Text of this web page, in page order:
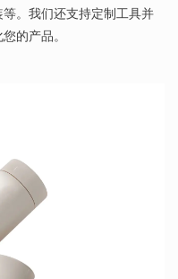
。我们还支持定制工具并
的产品。